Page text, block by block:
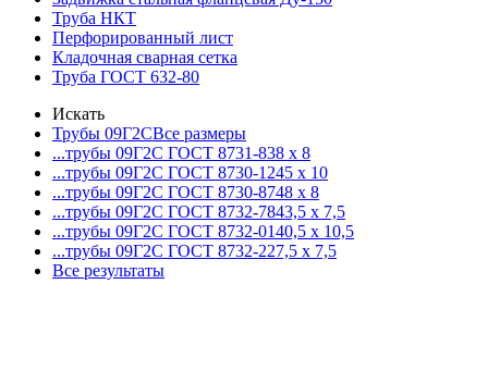
Труба НКТ
Перфорированный лист
Кладочная сварная сетка
Труба ГОСТ 632-80
Искать
Трубы 09Г2СВсе размеры
...трубы 09Г2С ГОСТ 8731-838 x 8
...трубы 09Г2С ГОСТ 8730-1245 x 10
...трубы 09Г2С ГОСТ 8730-8748 x 8
...трубы 09Г2С ГОСТ 8732-7843,5 x 7,5
...трубы 09Г2С ГОСТ 8732-0140,5 x 10,5
...трубы 09Г2С ГОСТ 8732-227,5 x 7,5
Все результаты